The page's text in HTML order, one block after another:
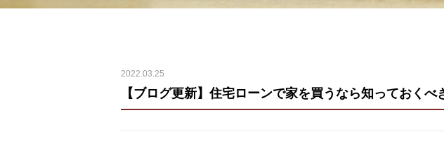
2022.03.25
【ブログ更新】住宅ローンで家を買うなら知っておく